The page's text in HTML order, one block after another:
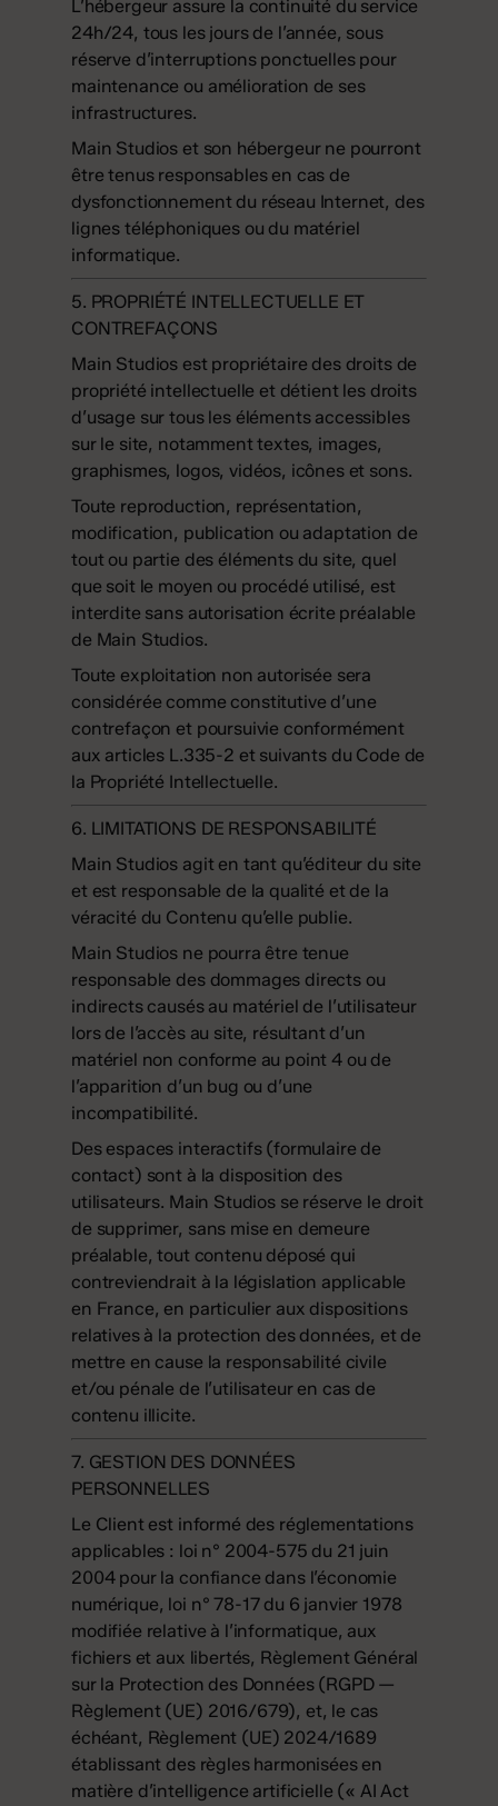
L’hébergeur assure la continuité du service
24h/24, tous les jours de l’année, sous
réserve d’interruptions ponctuelles pour
maintenance ou amélioration de ses
infrastructures.
Main Studios et son hébergeur ne pourront
être tenus responsables en cas de
dysfonctionnement du réseau Internet, des
lignes téléphoniques ou du matériel
informatique.
5. PROPRIÉTÉ INTELLECTUELLE ET
CONTREFAÇONS
Main Studios est propriétaire des droits de
propriété intellectuelle et détient les droits
d’usage sur tous les éléments accessibles
sur le site, notamment textes, images,
graphismes, logos, vidéos, icônes et sons.
Toute reproduction, représentation,
modification, publication ou adaptation de
tout ou partie des éléments du site, quel
que soit le moyen ou procédé utilisé, est
interdite sans autorisation écrite préalable
de Main Studios.
Toute exploitation non autorisée sera
considérée comme constitutive d’une
contrefaçon et poursuivie conformément
aux articles L.335-2 et suivants du Code de
la Propriété Intellectuelle.
6. LIMITATIONS DE RESPONSABILITÉ
Main Studios agit en tant qu’éditeur du site
et est responsable de la qualité et de la
véracité du Contenu qu’elle publie.
Main Studios ne pourra être tenue
responsable des dommages directs ou
indirects causés au matériel de l’utilisateur
lors de l’accès au site, résultant d’un
matériel non conforme au point 4 ou de
l’apparition d’un bug ou d’une
incompatibilité.
Des espaces interactifs (formulaire de
contact) sont à la disposition des
utilisateurs. Main Studios se réserve le droit
de supprimer, sans mise en demeure
préalable, tout contenu déposé qui
contreviendrait à la législation applicable
en France, en particulier aux dispositions
relatives à la protection des données, et de
mettre en cause la responsabilité civile
et/ou pénale de l’utilisateur en cas de
contenu illicite.
7. GESTION DES DONNÉES
PERSONNELLES
Le Client est informé des réglementations
applicables : loi n° 2004-575 du 21 juin
2004 pour la confiance dans l’économie
numérique, loi n° 78-17 du 6 janvier 1978
modifiée relative à l’informatique, aux
fichiers et aux libertés, Règlement Général
sur la Protection des Données (RGPD —
Règlement (UE) 2016/679), et, le cas
échéant, Règlement (UE) 2024/1689
établissant des règles harmonisées en
matière d’intelligence artificielle (« AI Act